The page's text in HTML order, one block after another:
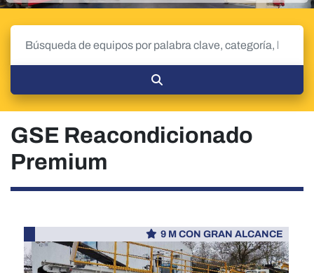
GSE Reacondicionado
Premium
9 M CON GRAN ALCANCE